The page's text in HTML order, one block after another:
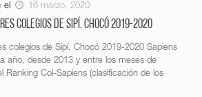
el 16 marzo, 2020
colegios de Sipí, Chocó 2019-2020
colegios de Sipí, Chocó 2019-2020 Sapiens
año, desde 2013 y entre los meses de
Ranking Col-Sapiens (clasificación de los